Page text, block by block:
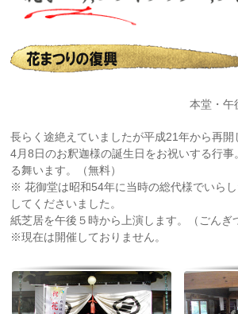
本堂・午
長らく途絶えていましたが平成21年から再開
4月8日のお釈迦様の誕生日をお祝いする行事
る舞います。（無料）
※ 花御堂は昭和54年に当時の総代様でいら
してくださいました。
紙芝居を午後５時から上演します。（ごんぎ
※現在は開催しておりません。